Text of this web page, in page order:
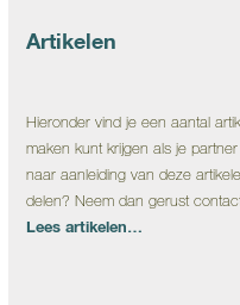
Artikelen
Hieronder vind je een aantal
maken kunt krijgen als je
naar aanleiding van deze
delen? Neem dan gerust
Lees artikelen…